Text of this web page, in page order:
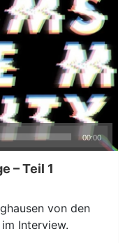
00:00
– Teil 1
von den
Interview.